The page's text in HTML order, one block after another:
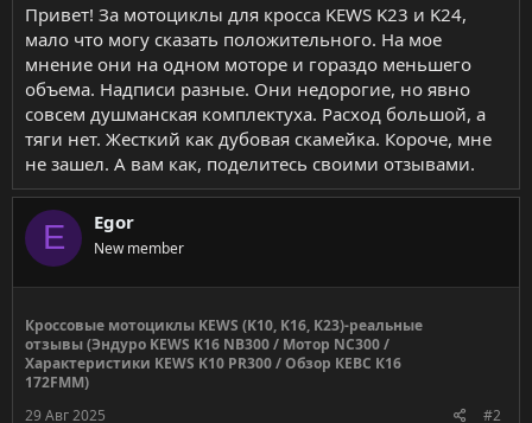
Привет! За мотоциклы для кросса KEWS K23 и K24,
мало что могу сказать положительного. На мое
мнение они на одном моторе и гораздо меньшего
объема. Надписи разные. Они недорогие, но явно
совсем душманская комплектуха. Расход большой, а
тяги нет. Жесткий как дубовая скамейка. Короче, мне
не зашел. А вам как, поделитесь своими отзывами.
E Egor
New member
Кроссовые мотоциклы KEWS (K10, K16, K23)-реальные
отзывы (Эндуро KEWS K16 NB300 / Мотор NC300 /
Характеристики KEWS K10 PR300 / Обзор КЕВС К16
172FMM)
29 Авг 2025
#2